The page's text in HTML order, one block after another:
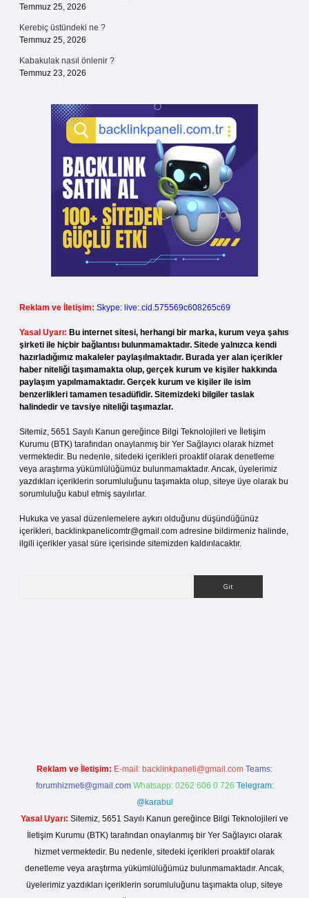
Temmuz 25, 2026
Kerebiç üstündeki ne ?
Temmuz 25, 2026
Kabakulak nasıl önlenir ?
Temmuz 23, 2026
Reklam ve İletişim: Skype: live:.cid.575569c608265c69
Yasal Uyarı: Bu internet sitesi, herhangi bir marka, kurum veya şahıs
şirketi ile hiçbir bağlantısı bulunmamaktadır. Sitede yalnızca kendi
hazırladığımız makaleler paylaşılmaktadır. Burada yer alan içerikler
haber niteliği taşımamakta olup, gerçek kurum ve kişiler hakkında
paylaşım yapılmamaktadır. Gerçek kurum ve kişiler ile isim
benzerlikleri tamamen tesadüfidir. Sitemizdeki bilgiler taslak
halindedir ve tavsiye niteliği taşımazlar.
Sitemiz, 5651 Sayılı Kanun gereğince Bilgi Teknolojileri ve İletişim
Kurumu (BTK) tarafından onaylanmış bir Yer Sağlayıcı olarak hizmet
vermektedir. Bu nedenle, sitedeki içerikleri proaktif olarak denetleme
veya araştırma yükümlülüğümüz bulunmamaktadır. Ancak, üyelerimiz
yazdıkları içeriklerin sorumluluğunu taşımakta olup, siteye üye olarak bu
sorumluluğu kabul etmiş sayılırlar.
Hukuka ve yasal düzenlemelere aykırı olduğunu düşündüğünüz
içerikleri, backlinkpanelicomtr@gmail.com adresine bildirmeniz halinde,
ilgili içerikler yasal süre içerisinde sitemizden kaldırılacaktır.
Reklam ve İletişim: E-mail: backlinkpaneli@gmail.com Teams:
forumhizmeti@gmail.com Whatsapp: 0262 606 0 726 Telegram:
@karabul
Yasal Uyarı: Sitemiz, 5651 Sayılı Kanun gereğince Bilgi Teknolojileri ve
İletişim Kurumu (BTK) tarafından onaylanmış bir Yer Sağlayıcı olarak
hizmet vermektedir. Bu nedenle, sitedeki içerikleri proaktif olarak
denetleme veya araştırma yükümlülüğümüz bulunmamaktadır. Ancak,
üyelerimiz yazdıkları içeriklerin sorumluluğunu taşımakta olup, siteye